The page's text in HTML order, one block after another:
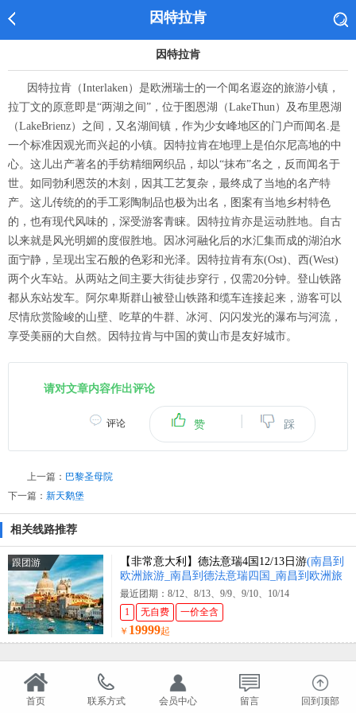
因特拉肯
因特拉肯
因特拉肯（Interlaken）是欧洲瑞士的一个闻名遐迩的旅游小镇，
拉丁文的原意即是“两湖之间”，位于图恩湖（LakeThun）及布里恩湖
（LakeBrienz）之间，又名湖间镇，作为少女峰地区的门户而闻名.是
一个标准因观光而兴起的小镇。因特拉肯在地理上是伯尔尼高地的中
心。这儿出产著名的手纺精细网织品，却以“抹布”名之，反而闻名于
世。如同勃利恩茨的木刻，因其工艺复杂，最终成了当地的名产特
产。这儿传统的的手工彩陶制品也极为出名，图案有当地乡村特色
的，也有现代风味的，深受游客青睐。因特拉肯亦是运动胜地。自古
以来就是风光明媚的度假胜地。因冰河融化后的水汇集而成的湖泊水
面宁静，呈现出宝石般的色彩和光泽。因特拉肯有东(Ost)、西(West)
两个火车站。从两站之间主要大街徒步穿行，仅需20分钟。登山铁路
都从东站发车。阿尔卑斯群山被登山铁路和缆车连接起来，游客可以
尽情欣赏险峻的山壁、吃草的牛群、冰河、闪闪发光的瀑布与河流，
享受美丽的大自然。因特拉肯与中国的黄山市是友好城市。
请对文章内容作出评论
赞 踩
评论
上一篇： 巴黎圣母院
下一篇： 新天鹅堡
相关线路推荐
跟团游 【非常意大利】德法意瑞4国12/13日游(南昌到
欧洲旅游_南昌到德法意瑞四国_南昌到欧洲旅
游报价)
最近团期：8/12、8/13、9/9、9/10、10/14
1
无自费
一价全含
￥ 19999起
首页 联系方式 会员中心 留言 回到顶部